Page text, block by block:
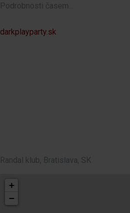
Podrobnosti časem...
darkplayparty.sk
Randal klub, Bratislava, SK
+
−